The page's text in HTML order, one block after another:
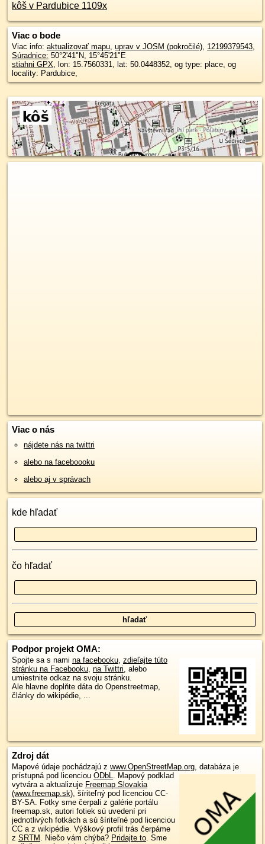
kôš v Pardubice 1109x
Viac o bode
Viac info: aktualizovať mapu, uprav v JOSM (pokročilé), 12199379543,
Súradnice: 50°2'41"N, 15°45'21"E
stiahni GPX, lon: 15.7560331, lat: 50.0448352, og type: place, og
locality: Pardubice,
Viac o nás
nájdete nás na twittri
alebo na faceboooku
alebo aj v správach
kde hľadať
čo hľadať
Podpor projekt OMA:
Spojte sa s nami na facebooku, zdieľajte túto
stránku na Facebooku, na Twittri, alebo
umiestnite odkaz na svoju stránku.
Ale hlavne doplňte dáta do Openstreetmap,
články do wikipédie, ...
Zdroj dát
Mapové údaje pochádzajú z www.OpenStreetMap.org, databáza je
prístupná pod licenciou ODbL. Mapový podklad
vytvára a aktualizuje Freemap Slovakia
(www.freemap.sk), šíriteľný pod licenciou CC-
BY-SA. Fotky sme čerpali z galérie portálu
freemap.sk, autori fotiek sú uvedení pri
jednotlivých fotkách a sú šíriteľné pod licenciou
CC a z wikipédie. Výškový profil trás čerpáme
z SRTM . Niečo vám chýba? Pridajte to. Sme